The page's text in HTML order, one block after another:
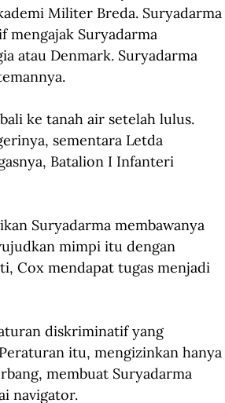
Militer Breda. Suryadarma
mengajak Suryadarma
atau Denmark. Suryadarma
ke tanah air setelah lulus.
sementara Letda
Batalion I Infanteri
Suryadarma membawanya
mimpi itu dengan
Cox mendapat tugas menjadi
diskriminatif yang
itu, mengizinkan hanya
membuat Suryadarma
navigator.